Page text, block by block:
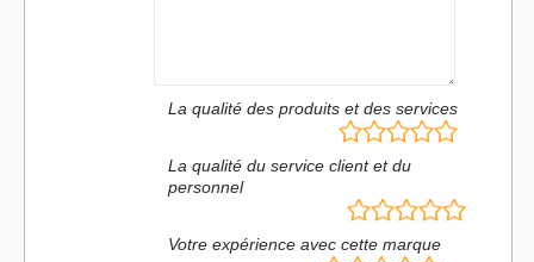
La qualité des produits et des services
La qualité du service client et du
personnel
Votre expérience avec cette marque